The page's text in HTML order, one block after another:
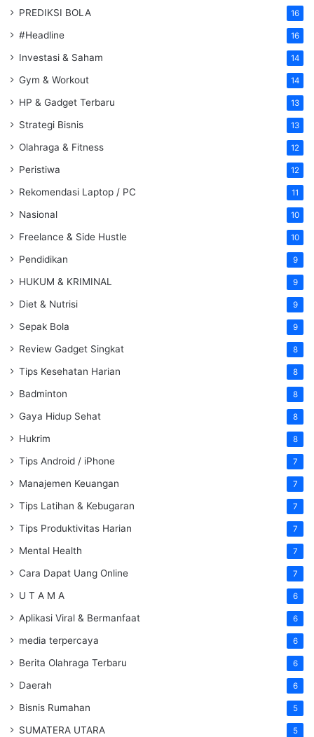
PREDIKSI BOLA 16
#Headline 16
Investasi & Saham 14
Gym & Workout 14
HP & Gadget Terbaru 13
Strategi Bisnis 13
Olahraga & Fitness 12
Peristiwa 12
Rekomendasi Laptop / PC 11
Nasional 10
Freelance & Side Hustle 10
Pendidikan 9
HUKUM & KRIMINAL 9
Diet & Nutrisi 9
Sepak Bola 9
Review Gadget Singkat 8
Tips Kesehatan Harian 8
Badminton 8
Gaya Hidup Sehat 8
Hukrim 8
Tips Android / iPhone 7
Manajemen Keuangan 7
Tips Latihan & Kebugaran 7
Tips Produktivitas Harian 7
Mental Health 7
Cara Dapat Uang Online 7
U T A M A 6
Aplikasi Viral & Bermanfaat 6
media terpercaya 6
Berita Olahraga Terbaru 6
Daerah 6
Bisnis Rumahan 5
SUMATERA UTARA 5